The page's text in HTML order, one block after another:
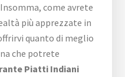
come avrete
più apprezzate in
quanto di meglio
che potrete
Piatti Indiani